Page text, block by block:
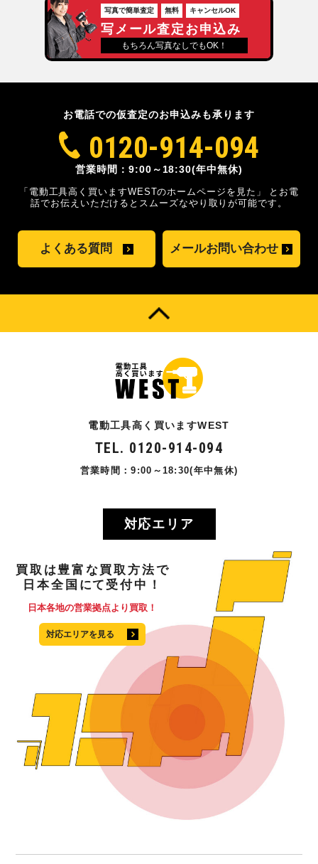
写真で簡単査定 無料 キャンセルOK
写メール査定お申込み
もちろん写真なしでもOK！
お電話での仮査定のお申込みも承ります
0120-914-094
営業時間：9:00～18:30(年中無休)
「電動工具高く買いますWESTのホームページを見た」
とお電
話でお伝えいただけるとスムーズなやり取りが可能です。
よくある質問 メールお問い合わせ
電動工具高く買いますWEST
TEL. 0120-914-094
営業時間：9:00～18:30(年中無休)
対応エリア
買取 は 豊富な買取方法で
日本全国 にて 受付中！
日本各地の営業拠点より買取！
対応エリアを見る